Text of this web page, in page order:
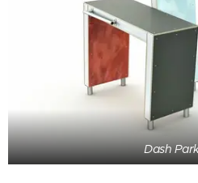
Dash